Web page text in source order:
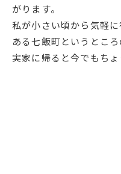
がります。
私が小さい頃から気軽
ある七飯町というとこ
実家に帰ると今でもち